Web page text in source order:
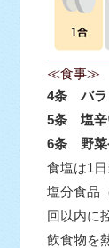
≪食事≫
4条 バラ
5条 塩辛
6条 野菜
食塩は1
塩分食品
回以内に
飲食物を